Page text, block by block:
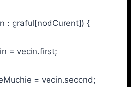
graful[nodCurent]) {
vecin.first;
= vecin.second;